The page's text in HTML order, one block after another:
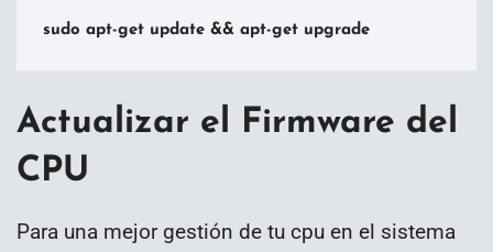
sudo apt-get update && apt-get upgrade
Actualizar el Firmware del
CPU
Para una mejor gestión de tu cpu en el sistema